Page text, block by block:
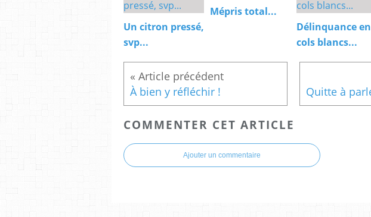
Un citron pressé,
svp...
Mépris total...
Délinquance en
cols blancs...
À bien y réfléchir !
COMMENTER CET ARTICLE
Ajouter un commentaire